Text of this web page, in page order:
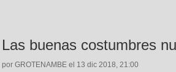
Las buenas costumbres
por GROTENAMBE el 13 dic 2018, 21:00